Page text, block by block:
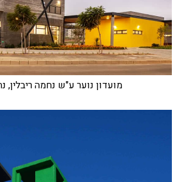
מועדון נוער ע"ש נחמה ריבלין,